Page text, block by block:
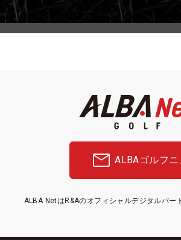
ALBAゴルフニ
ALBA NetはR&Aのオフィシャルデジタルパー